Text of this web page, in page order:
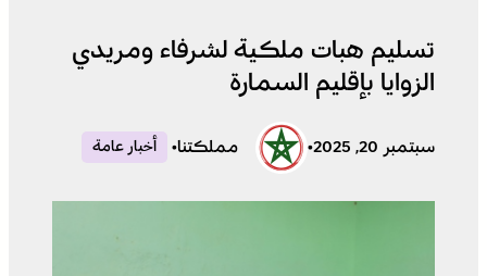
تسليم هبات ملكية لشرفاء ومريدي
الزوايا بإقليم السمارة
سبتمبر 20, 2025 • مملكتنا• أخبار عامة